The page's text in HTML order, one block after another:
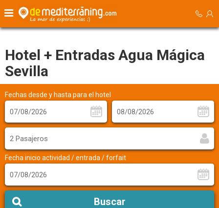
Hotel + Entradas Agua Mágica
Sevilla
Fechas desde y hasta para el hotel
2 Pasajeros
Fecha inicio actividad / entrada / forfait
Buscar